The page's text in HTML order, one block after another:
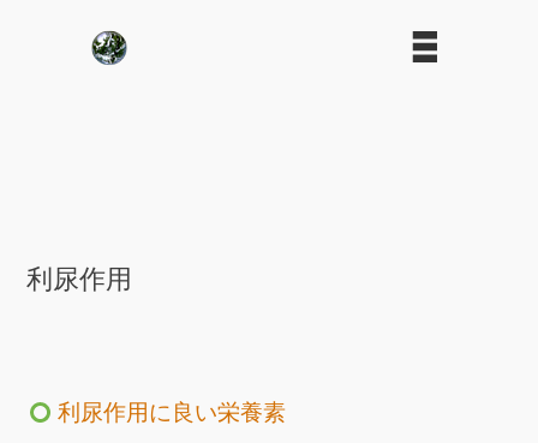
利尿作用
利尿作用に良い栄養素